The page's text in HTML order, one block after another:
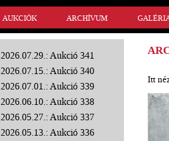
AUKCIÓK ARCHÍVUM
2026.07.29.: Aukció 341
2026.07.15.: Aukció 340
2026.07.01.: Aukció 339
2026.06.10.: Aukció 338
2026.05.27.: Aukció 337
2026.05.13.: Aukció 336
Itt